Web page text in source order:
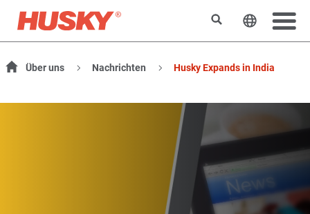
SuchenSprache
Über uns Nachrichten Husky Expands in India